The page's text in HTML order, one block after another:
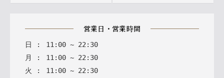
営業日・営業時間
日 : 11 : 00 ~ 22 : 30
月
: 11 : 00 ~ 22 : 30
火
: 11: 00 ~ 22: 30